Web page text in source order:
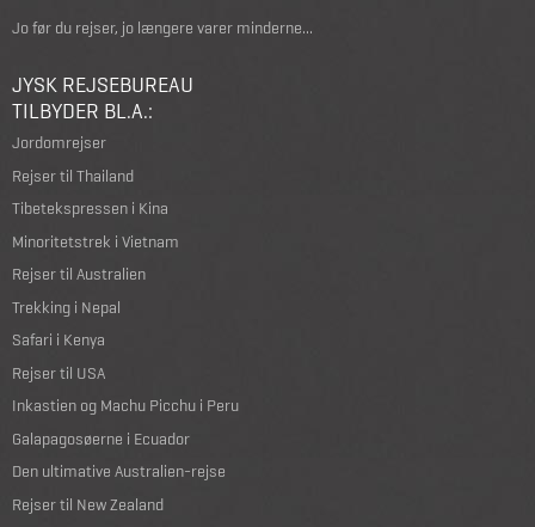
Jo før du rejser, jo længere varer minderne...
JYSK REJSEBUREAU
TILBYDER BL.A.:
Jordomrejser
Rejser til Thailand
Tibetekspressen i Kina
Minoritetstrek i Vietnam
Rejser til Australien
Trekking i Nepal
Safari i Kenya
Rejser til USA
Inkastien og Machu Picchu i Peru
Galapagosøerne i Ecuador
Den ultimative Australien-rejse
Rejser til New Zealand